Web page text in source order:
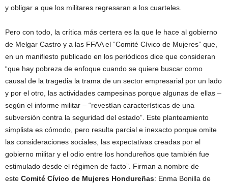
y obligar a que los militares regresaran a los cuarteles.
Pero con todo, la crítica más certera es la que le hace al gobierno
de Melgar Castro y a las FFAA el “Comité Cívico de Mujeres” que,
en un manifiesto publicado en los periódicos dice que consideran
“que hay pobreza de enfoque cuando se quiere buscar como
causal de la tragedia la trama de un sector empresarial por un lado
y por el otro, las actividades campesinas porque algunas de ellas –
según el informe militar – “revestían características de una
subversión contra la seguridad del estado”. Este planteamiento
simplista es cómodo, pero resulta parcial e inexacto porque omite
las consideraciones sociales, las expectativas creadas por el
gobierno militar y el odio entre los hondureños que también fue
estimulado desde el régimen de facto”. Firman a nombre de
este Comité Cívico de Mujeres Hondureñas: Enma Bonilla de